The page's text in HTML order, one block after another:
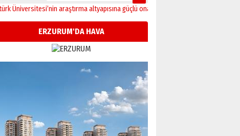
araştırma altyapısına güçlü onay 12:04
ERZURUM'DA HAVA